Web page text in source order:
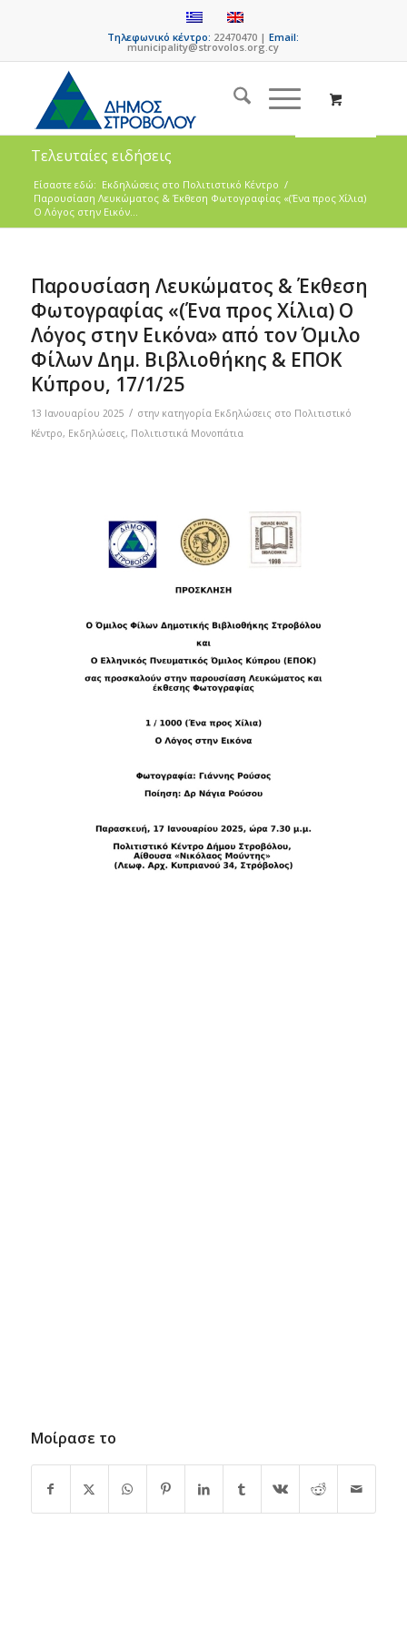
Τηλεφωνικό κέντρο: 22470470 |Email:
municipality@strovolos.org.cy
Τελευταίες ειδήσεις
Είσαστε εδώ: Eκδηλώσεις στο Πολιτιστικό Κέντρο /
Παρουσίαση Λευκώματος & Έκθεση Φωτογραφίας «(Ένα προς Χίλια)
Ο Λόγος στην Εικόν...
Παρουσίαση Λευκώματος & Έκθεση
Φωτογραφίας «(Ένα προς Χίλια) Ο
Λόγος στην Εικόνα» από τον Όμιλο
Φίλων Δημ. Βιβλιοθήκης & ΕΠΟΚ
Κύπρου, 17/1/25
13 Ιανουαρίου 2025 / στην κατηγορία Eκδηλώσεις στο Πολιτιστικό
Κέντρο, Εκδηλώσεις, Πολιτιστικά Μονοπάτια
Μοίρασε το